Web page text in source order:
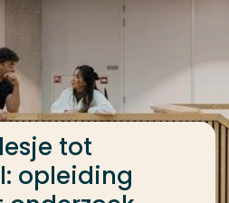
tot paracetamol: opleiding
tot
opleiding